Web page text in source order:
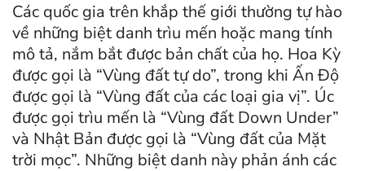
Các quốc gia trên khắp thế giới thường tự hào
về những biệt danh trìu mến hoặc mang tính
mô tả, nắm bắt được bản chất của họ. Hoa Kỳ
được gọi là “Vùng đất tự do”, trong khi Ấn Độ
được gọi là “Vùng đất của các loại gia vị”. Úc
được gọi trìu mến là “Vùng đất Down Under”
và Nhật Bản được gọi là “Vùng đất của Mặt
trời mọc”. Những biệt danh này phản ánh các